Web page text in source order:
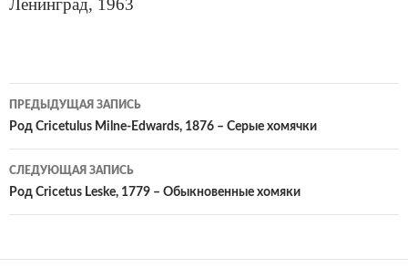
Ленинград, 1963
Навигация
по
записям
ПРЕДЫДУЩАЯ ЗАПИСЬ
Род Cricetulus Milne-Edwards, 1876 – Серые хомячки
СЛЕДУЮЩАЯ ЗАПИСЬ
Род Cricetus Leske, 1779 – Обыкновенные хомяки